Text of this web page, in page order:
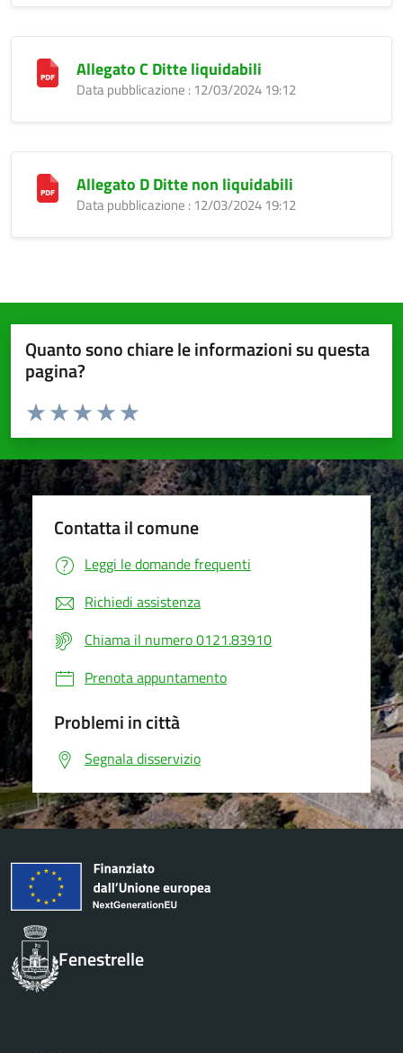
Allegato C Ditte liquidabili
Data pubblicazione : 12/03/2024 19:12
Allegato D Ditte non liquidabili
Data pubblicazione : 12/03/2024 19:12
Quanto sono chiare le informazioni su questa
pagina?
Valuta da 1 a 5 stelle la pagina
Valuta 5 stelle su 5
Valuta 4 stelle su 5
Valuta 3 stelle su 5
Valuta 2 stelle su 5
Valuta 1 stelle su 5
Contatta il comune
Leggi le domande frequenti
Richiedi assistenza
Chiama il numero 0121.83910
Prenota appuntamento
Problemi in città
Segnala disservizio
Fenestrelle